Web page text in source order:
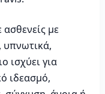
ασθενείς με
υπνωτικά,
ισχύει για
ιδεασμό,